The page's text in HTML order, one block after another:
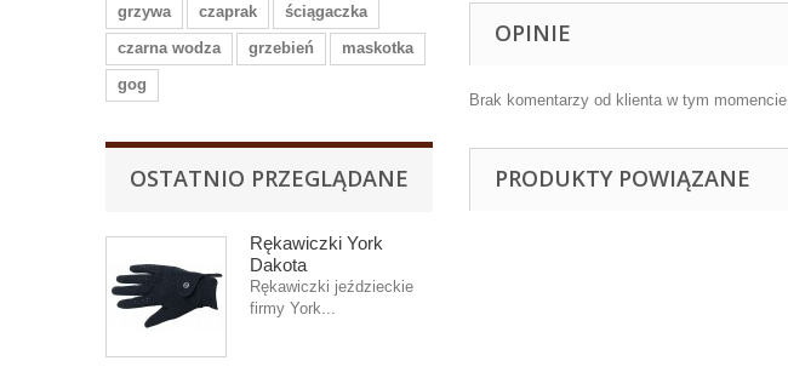
grzywa
czaprak
ściągaczka
czarna wodza
grzebień
maskotka
gog
OSTATNIO PRZEGLĄDANE
Rękawiczki York
Dakota
Rękawiczki jeździeckie
firmy York...
OPINIE
Brak komentarzy od klienta w tym momencie.
PRODUKTY POWIĄZANE